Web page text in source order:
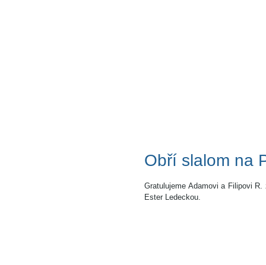
Obří slalom na
Gratulujeme Adamovi a Filipovi
Ester Ledeckou.